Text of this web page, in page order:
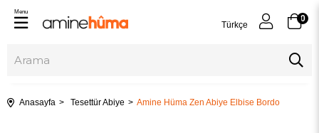
Türkçe
0
Menu
Anasayfa Tesettür Abiye Amine Hüma Zen Abiye Elbise Bordo